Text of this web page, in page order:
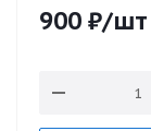
900 ₽/шт